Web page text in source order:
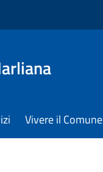
Vivere il Comune